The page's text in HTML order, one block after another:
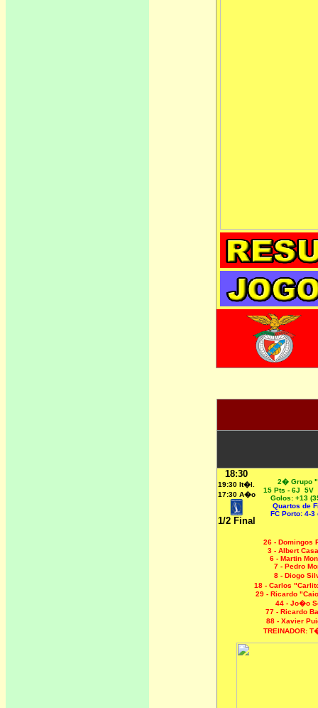
18:30
19:30 It�l.
17:30 A�o
1/2 Final
2� Grupo
15 Pts - 6J 5V
Golos: +13
Quartos de
FC Porto: 4-3
26 - Domingos
3 - Albert
6 - Martin
7 - Pedro
8 - Diogo
18 - Carlos
29 - Ricardo
44 - Jo�o
77 - Ricardo
88 - Xavier
TREINADOR: